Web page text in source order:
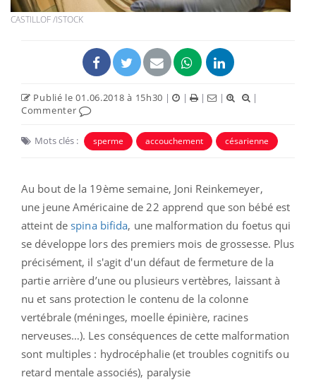
CASTILLOF /ISTOCK
Publié le 01.06.2018 à 15h30 | | | |
|
Commenter
Mots clés : sperme accouchement césarienne
Au bout de la 19ème semaine, Joni Reinkemeyer,
une jeune Américaine de 22 apprend que son bébé est
atteint de spina bifida, une malformation du foetus qui
se développe lors des premiers mois de grossesse. Plus
précisément, il s'agit d'un défaut de fermeture de la
partie arrière d’une ou plusieurs vertèbres, laissant à
nu et sans protection le contenu de la colonne
vertébrale (méninges, moelle épinière, racines
nerveuses…). Les conséquences de cette malformation
sont multiples : hydrocéphalie (et troubles cognitifs ou
retard mentale associés), paralysie